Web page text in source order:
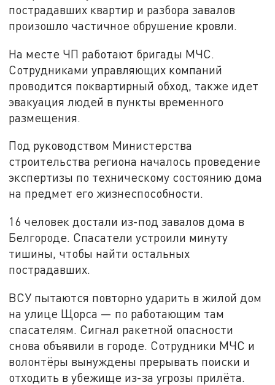
пострадавших квартир и разбора завалов
произошло частичное обрушение кровли.
На месте ЧП работают бригады МЧС.
Сотрудниками управляющих компаний
проводится поквартирный обход, также идет
эвакуация людей в пункты временного
размещения.
Под руководством Министерства
строительства региона началось проведение
экспертизы по техническому состоянию дома
на предмет его жизнеспособности.
16 человек достали из-под завалов дома в
Белгороде. Спасатели устроили минуту
тишины, чтобы найти остальных
пострадавших.
ВСУ пытаются повторно ударить в жилой дом
на улице Щорса — по работающим там
спасателям. Сигнал ракетной опасности
снова объявили в городе. Сотрудники МЧС и
волонтёры вынуждены прерывать поиски и
отходить в убежище из-за угрозы прилёта.